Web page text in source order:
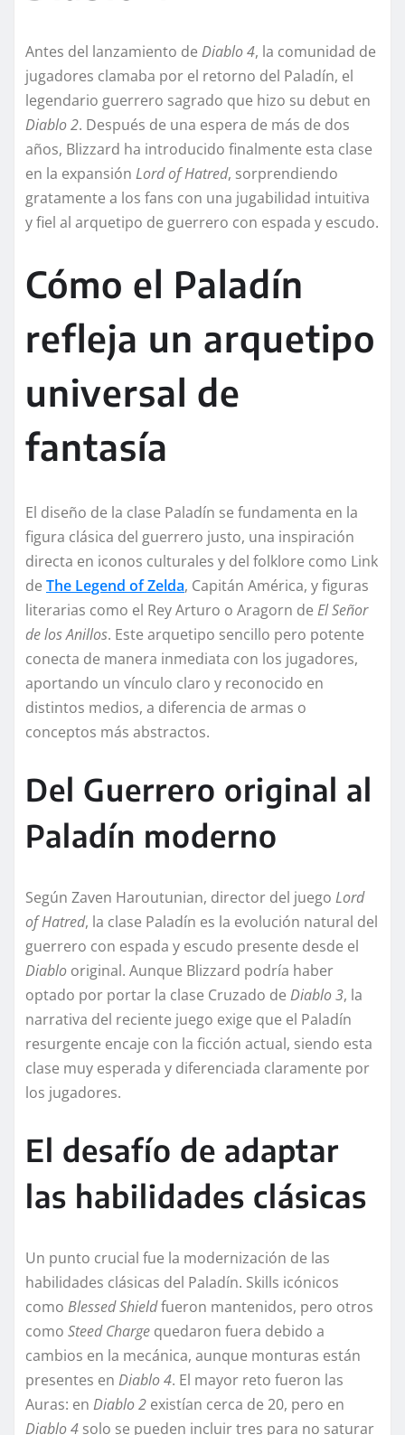
Antes del lanzamiento de Diablo 4, la comunidad de
jugadores clamaba por el retorno del Paladín, el
legendario guerrero sagrado que hizo su debut en
Diablo 2. Después de una espera de más de dos
años, Blizzard ha introducido finalmente esta clase
en la expansión Lord of Hatred, sorprendiendo
gratamente a los fans con una jugabilidad intuitiva
y fiel al arquetipo de guerrero con espada y escudo.
Cómo el Paladín
refleja un arquetipo
universal de
fantasía
El diseño de la clase Paladín se fundamenta en la
figura clásica del guerrero justo, una inspiración
directa en iconos culturales y del folklore como Link
de The Legend of Zelda, Capitán América, y figuras
literarias como el Rey Arturo o Aragorn de El Señor
de los Anillos. Este arquetipo sencillo pero potente
conecta de manera inmediata con los jugadores,
aportando un vínculo claro y reconocido en
distintos medios, a diferencia de armas o
conceptos más abstractos.
Del Guerrero original al
Paladín moderno
Según Zaven Haroutunian, director del juego Lord
of Hatred, la clase Paladín es la evolución natural del
guerrero con espada y escudo presente desde el
Diablo original. Aunque Blizzard podría haber
optado por portar la clase Cruzado de Diablo 3, la
narrativa del reciente juego exige que el Paladín
resurgente encaje con la ficción actual, siendo esta
clase muy esperada y diferenciada claramente por
los jugadores.
El desafío de adaptar
las habilidades clásicas
Un punto crucial fue la modernización de las
habilidades clásicas del Paladín. Skills icónicos
como Blessed Shieldfueron mantenidos, pero otros
como Steed Charge quedaron fuera debido a
cambios en la mecánica, aunque monturas están
presentes en Diablo 4. El mayor reto fueron las
Auras: en Diablo 2 existían cerca de 20, pero en
Diablo 4 solo se pueden incluir tres para no saturar